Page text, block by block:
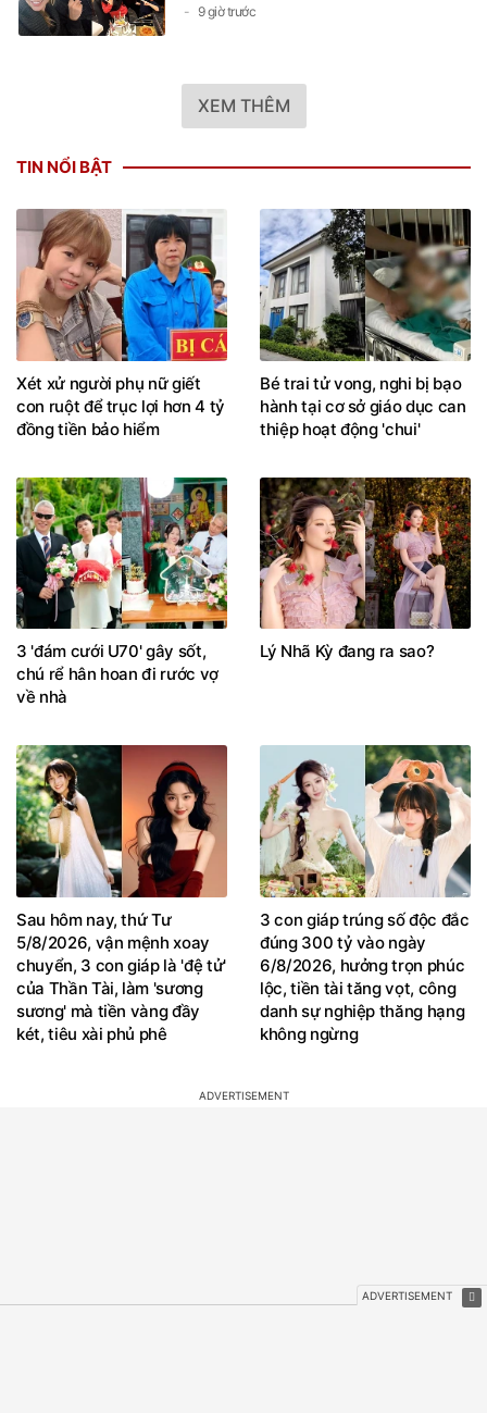
9 giờ trước
XEM THÊM
TIN NỔI BẬT
Xét xử người phụ nữ giết
con ruột để trục lợi hơn 4 tỷ
đồng tiền bảo hiểm
Bé trai tử vong, nghi bị bạo
hành tại cơ sở giáo dục can
thiệp hoạt động 'chui'
3 'đám cưới U70' gây sốt,
chú rể hân hoan đi rước vợ
về nhà
Lý Nhã Kỳ đang ra sao?
Sau hôm nay, thứ Tư
5/8/2026, vận mệnh xoay
chuyển, 3 con giáp là 'đệ tử'
của Thần Tài, làm 'sương
sương' mà tiền vàng đầy
két, tiêu xài phủ phê
3 con giáp trúng số độc đắc
đúng 300 tỷ vào ngày
6/8/2026, hưởng trọn phúc
lộc, tiền tài tăng vọt, công
danh sự nghiệp thăng hạng
không ngừng